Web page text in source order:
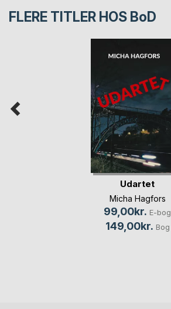
FLERE TITLER HOS BoD
Udartet
Micha Hagfors
99,00kr. E-bog
149,00kr. Bog